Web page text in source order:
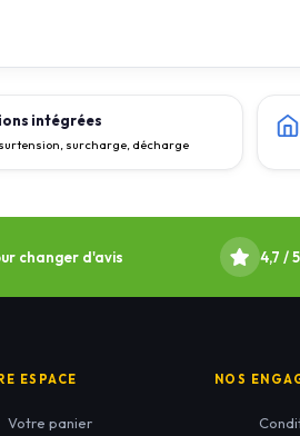
intégrées
surcharge, décharge
changer d'avis 4,7 /
ESPACE
Votre panier
NOS